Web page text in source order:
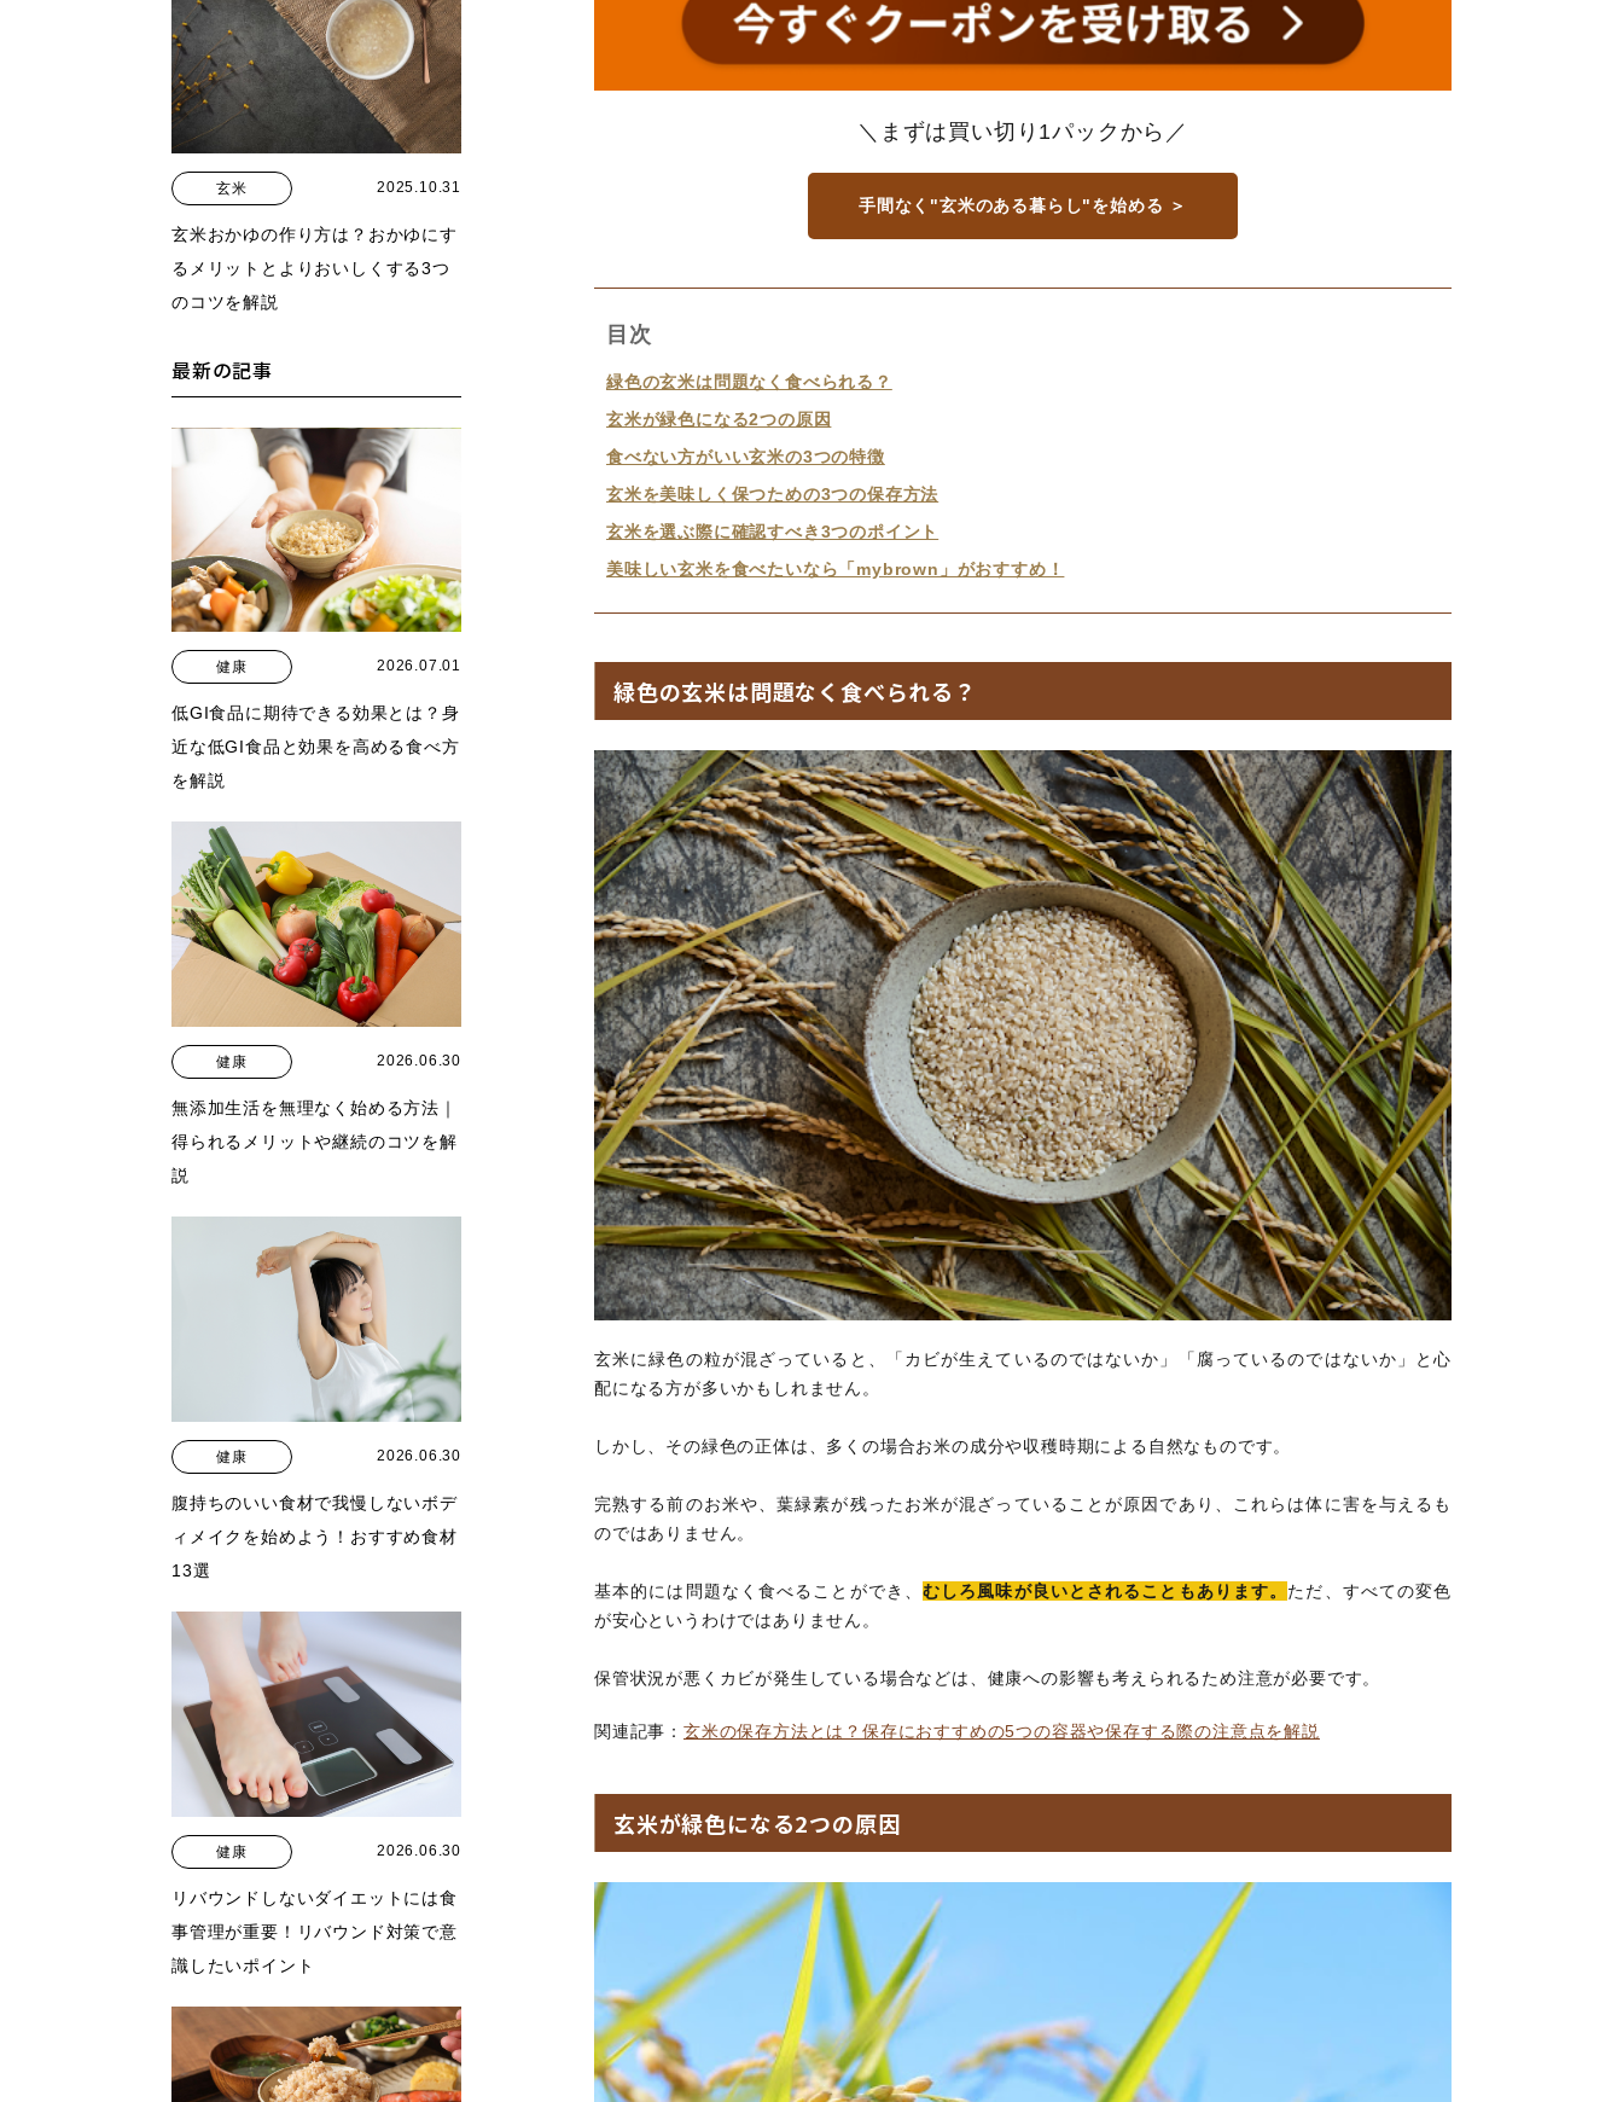
＼まずは買い切り1パックから／
手間なく"玄米のある暮らし"を始める ＞
目次
緑色の玄米は問題なく食べられる？
玄米が緑色になる2つの原因
食べない方がいい玄米の3つの特徴
玄米を美味しく保つための3つの保存方法
玄米を選ぶ際に確認すべき3つのポイント
美味しい玄米を食べたいなら「mybrown」がおすすめ！
緑色の玄米は問題なく食べられる？
玄米に緑色の粒が混ざっていると、「カビが生えているのではないか」「腐っているのではないか」と心
配になる方が多いかもしれません。
しかし、その緑色の正体は、多くの場合お米の成分や収穫時期による自然なものです。
完熟する前のお米や、葉緑素が残ったお米が混ざっていることが原因であり、これらは体に害を与えるも
のではありません。
基本的には問題なく食べることができ、むしろ風味が良いとされることもあります。 ただ、すべての変色
が安心というわけではありません。
保管状況が悪くカビが発生している場合などは、健康への影響も考えられるため注意が必要です。
関連記事： 玄米の保存方法とは？保存におすすめの5つの容器や保存する際の注意点を解説
玄米が緑色になる2つの原因
玄米 2025.10.31
玄米おかゆの作り方は？おかゆにす
るメリットとよりおいしくする3つ
のコツを解説
最新の記事
健康 2026.07.01
低GI食品に期待できる効果とは？身
近な低GI食品と効果を高める食べ方
を解説
健康 2026.06.30
無添加生活を無理なく始める方法｜
得られるメリットや継続のコツを解
説
健康 2026.06.30
腹持ちのいい食材で我慢しないボデ
ィメイクを始めよう！おすすめ食材
13選
健康 2026.06.30
リバウンドしないダイエットには食
事管理が重要！リバウンド対策で意
識したいポイント